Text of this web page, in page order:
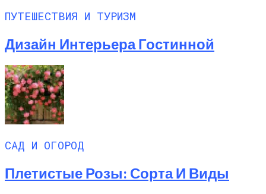
ПУТЕШЕСТВИЯ И ТУРИЗМ
Дизайн Интерьера Гостинной
САД И ОГОРОД
Плетистые Розы: Сорта И Виды